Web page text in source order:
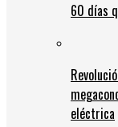
60 días
eléctrica